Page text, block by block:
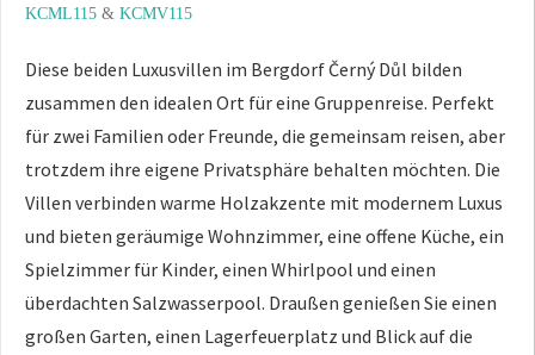
KCML115 & KCMV115
Diese beiden Luxusvillen im Bergdorf Černý Důl bilden
zusammen den idealen Ort für eine Gruppenreise. Perfekt
für zwei Familien oder Freunde, die gemeinsam reisen, aber
trotzdem ihre eigene Privatsphäre behalten möchten. Die
Villen verbinden warme Holzakzente mit modernem Luxus
und bieten geräumige Wohnzimmer, eine offene Küche, ein
Spielzimmer für Kinder, einen Whirlpool und einen
überdachten Salzwasserpool. Draußen genießen Sie einen
großen Garten, einen Lagerfeuerplatz und Blick auf die